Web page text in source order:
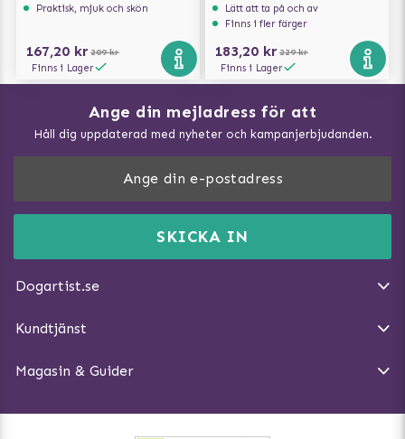
Praktisk, mjuk och skön
167,20 kr 209 kr
Finns i Lager
Lätt att ta på och av
Finns i fler färger
183,20 kr 229 kr
Finns i Lager
Ange din mejladress för att
Håll dig uppdaterad med nyheter och kampanjerbjudanden.
SKICKA IN
Dogartist.se
DogArtist.se drivs av:
E-post:info@dogartist.se
Kundtjänst
Ångra Köp
Magasin & Guider
Vad kan hundar äta?
Träna Nose Work hemma
Så gör du promenaden roligare
Hundbäddar